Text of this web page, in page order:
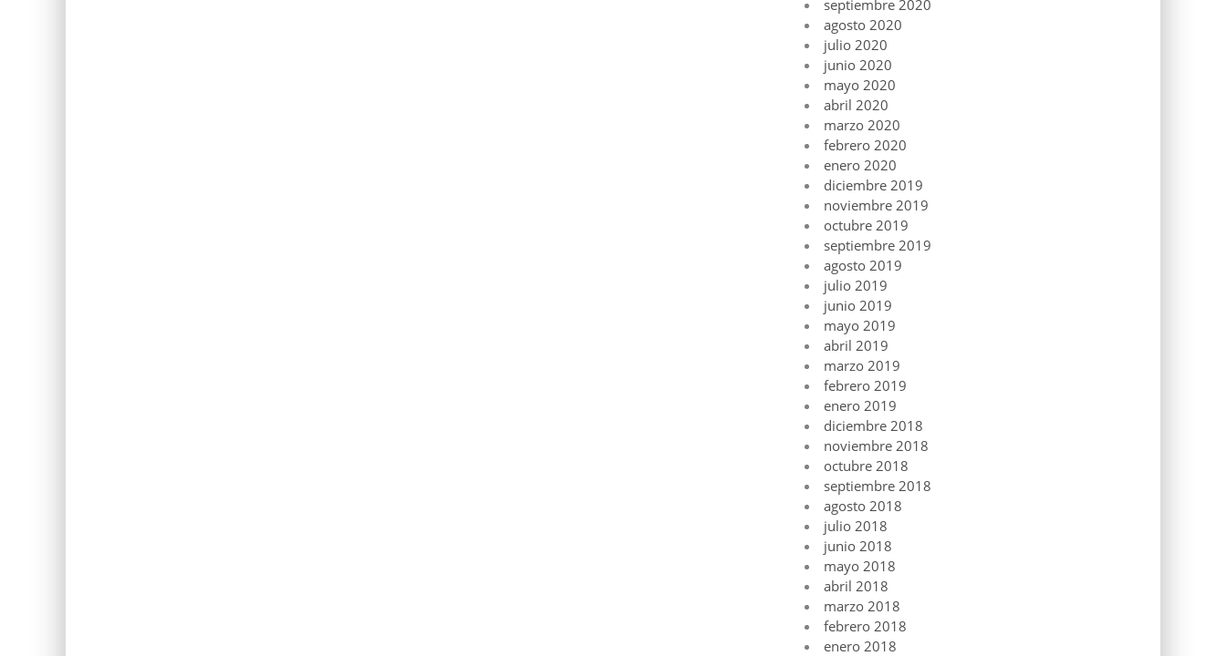
septiembre 2020
agosto 2020
julio 2020
junio 2020
mayo 2020
abril 2020
marzo 2020
febrero 2020
enero 2020
diciembre 2019
noviembre 2019
octubre 2019
septiembre 2019
agosto 2019
julio 2019
junio 2019
mayo 2019
abril 2019
marzo 2019
febrero 2019
enero 2019
diciembre 2018
noviembre 2018
octubre 2018
septiembre 2018
agosto 2018
julio 2018
junio 2018
mayo 2018
abril 2018
marzo 2018
febrero 2018
enero 2018